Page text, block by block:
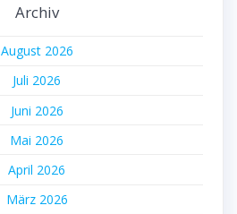
Archiv
August 2026
Juli 2026
Juni 2026
Mai 2026
April 2026
März 2026